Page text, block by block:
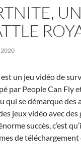
un jeu vidéo de
par People Can Fly
qui se démarque
jeux vidéo avec
succès, c’est
de